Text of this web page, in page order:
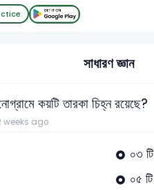
সাধারণ জ্ঞান
কয়টি তারকা চিহ্ন রয়েছে?
weeks ago
০৩ টি
০৫ টি